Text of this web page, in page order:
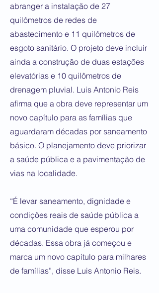
abranger a instalação de 27
quilômetros de redes de
abastecimento e 11 quilômetros de
esgoto sanitário. O projeto deve incluir
ainda a construção de duas estações
elevatórias e 10 quilômetros de
drenagem pluvial. Luis Antonio Reis
afirma que a obra deve representar um
novo capítulo para as famílias que
aguardaram décadas por saneamento
básico. O planejamento deve priorizar
a saúde pública e a pavimentação de
vias na localidade.
“É levar saneamento, dignidade e
condições reais de saúde pública a
uma comunidade que esperou por
décadas. Essa obra já começou e
marca um novo capítulo para milhares
de famílias”, disse Luis Antonio Reis.